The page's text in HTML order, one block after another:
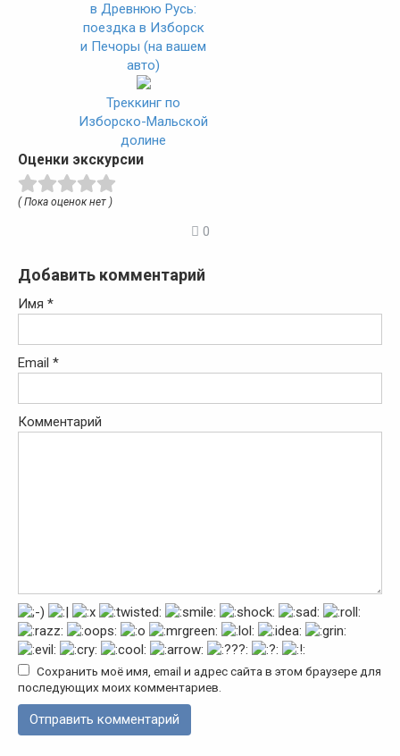
в Древнюю Русь:
поездка в Изборск
и Печоры (на вашем
авто)
Треккинг по
Изборско-Мальской
долине
Оценки экскурсии
( Пока оценок нет )
0
Добавить комментарий
Имя *
Email *
Комментарий
Сохранить моё имя, email и адрес сайта в этом браузере для
последующих моих комментариев.